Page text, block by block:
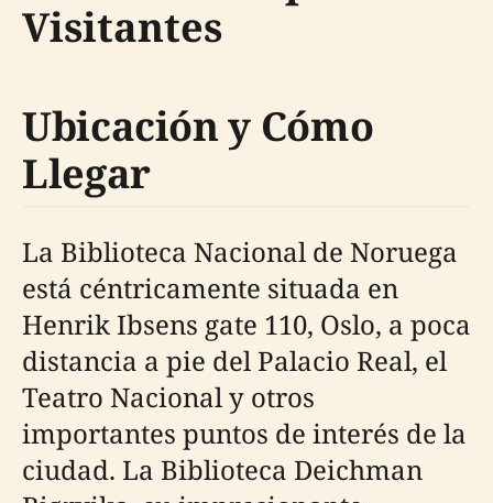
Visitantes
Ubicación y Cómo
Llegar
La Biblioteca Nacional de Noruega
está céntricamente situada en
Henrik Ibsens gate 110, Oslo, a poca
distancia a pie del Palacio Real, el
Teatro Nacional y otros
importantes puntos de interés de la
ciudad. La Biblioteca Deichman